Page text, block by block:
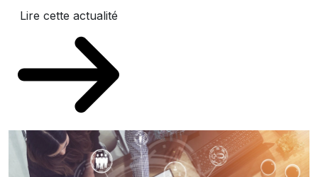
Lire cette actualité